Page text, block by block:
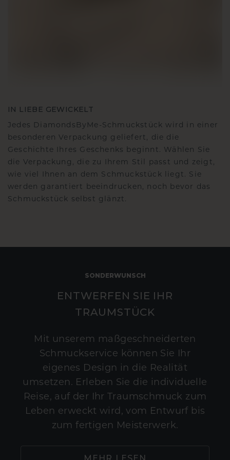
IN LIEBE GEWICKELT
Jedes DiamondsByMe-Schmuckstück wird in einer
besonderen Verpackung geliefert, die die
Geschichte Ihres Geschenks beginnt. Wählen Sie
die Verpackung, die zu Ihrem Stil passt und zeigt,
wie viel Ihnen an dem Schmuckstück liegt. Sie
werden garantiert beeindrucken, noch bevor das
Schmuckstück selbst glänzt.
SONDERWUNSCH
ENTWERFEN SIE IHR
TRAUMSTÜCK
Mit unserem maßgeschneiderten
Schmuckservice können Sie Ihr
eigenes Design in die Realität
umsetzen. Erleben Sie die individuelle
Reise, auf der Ihr Traumschmuck zum
Leben erweckt wird, vom Entwurf bis
zum fertigen Meisterwerk.